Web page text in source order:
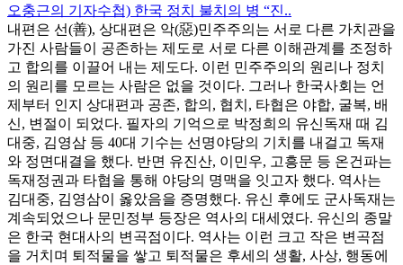
오충근의 기자수첩) 한국 정치 불치의 병 “진..
내편은 선(善), 상대편은 악(惡)민주주의는 서로 다른 가치관을
가진 사람들이 공존하는 제도로 서로 다른 이해관계를 조정하
고 합의를 이끌어 내는 제도다. 이런 민주주의의 원리나 정치
의 원리를 모르는 사람은 없을 것이다. 그러나 한국사회는 언
제부터 인지 상대편과 공존, 합의, 협치, 타협은 야합, 굴복, 배
신, 변절이 되었다. 필자의 기억으로 박정희의 유신독재 때 김
대중, 김영삼 등 40대 기수는 선명야당의 기치를 내걸고 독재
와 정면대결을 했다. 반면 유진산, 이민우, 고흥문 등 온건파는
독재정권과 타협을 통해 야당의 명맥을 잇고자 했다. 역사는
김대중, 김영삼이 옳았음을 증명했다. 유신 후에도 군사독재는
계속되었으나 문민정부 등장은 역사의 대세였다. 유신의 종말
은 한국 현대사의 변곡점이다. 역사는 이런 크고 작은 변곡점
을 거치며 퇴적물을 쌓고 퇴적물은 후세의 생활, 사상, 행동에